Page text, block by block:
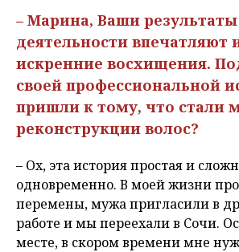
– Марина, Ваши результаты
деятельности впечатляют
искренние восхищения.
своей профессиональной
пришли к тому, что стали
реконструкции волос?
– Ох, эта история простая и
одновременно. В моей жизни
перемены, мужа пригласили в
работе и мы переехали в Сочи.
месте, в скором времени мне